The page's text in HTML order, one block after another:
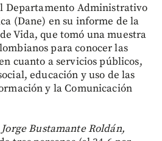
Departamento Administrativo
(Dane) en su informe de la
Vida, que tomó una muestra
para conocer las
cuanto a servicios públicos,
educación y uso de las
y la Comunicación
Jorge Bustamante Roldán,